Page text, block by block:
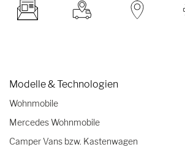
Modelle & Technologien
Wohnmobile
Mercedes Wohnmobile
Camper Vans bzw. Kastenwagen